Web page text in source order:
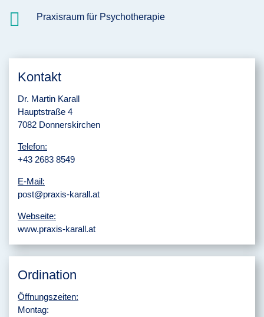
 Praxisraum für Psychotherapie
Kontakt
Dr. Martin Karall
Hauptstraße 4
7082 Donnerskirchen
Telefon:
+43 2683 8549
E-Mail:
post@praxis-karall.at
Webseite:
www.praxis-karall.at
Ordination
Öffnungszeiten:
Montag: